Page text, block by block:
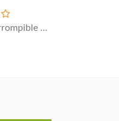
Diadema Irrompible 9mm - Blanco